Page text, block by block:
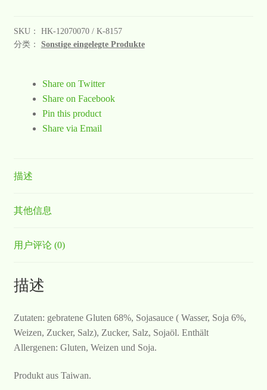
SKU： HK-12070070 / K-8157
分类： Sonstige eingelegte Produkte
Share on Twitter
Share on Facebook
Pin this product
Share via Email
描述
其他信息
用户评论 (0)
描述
Zutaten: gebratene Gluten 68%, Sojasauce ( Wasser, Soja 6%,
Weizen, Zucker, Salz), Zucker, Salz, Sojaöl. Enthält
Allergenen: Gluten, Weizen und Soja.
Produkt aus Taiwan.